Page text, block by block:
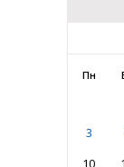
Пн
3
10